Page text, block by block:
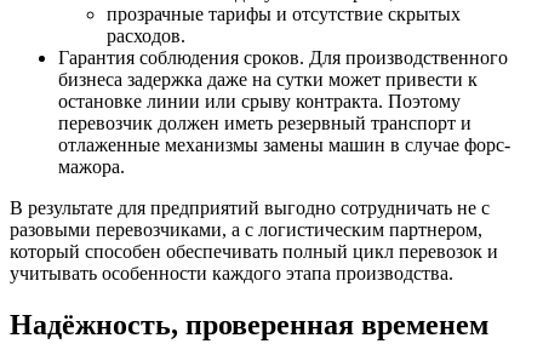
прозрачные тарифы и отсутствие скрытых
расходов.
Гарантия соблюдения сроков. Для производственного
бизнеса задержка даже на сутки может привести к
остановке линии или срыву контракта. Поэтому
перевозчик должен иметь резервный транспорт и
отлаженные механизмы замены машин в случае форс-
мажора.
В результате для предприятий выгодно сотрудничать не с
разовыми перевозчиками, а с логистическим партнером,
который способен обеспечивать полный цикл перевозок и
учитывать особенности каждого этапа производства.
Надёжность, проверенная временем